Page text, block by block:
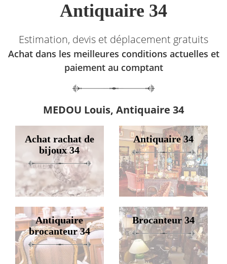
Antiquaire 34
Estimation, devis et déplacement gratuits
Achat dans les meilleures conditions actuelles et
paiement au comptant
MEDOU Louis, Antiquaire 34
Achat rachat de
bijoux 34
Antiquaire 34
Antiquaire
brocanteur 34
Brocanteur 34